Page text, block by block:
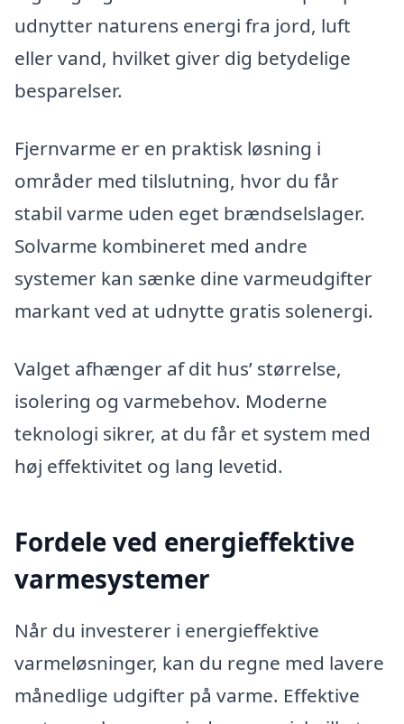
udnytter naturens energi fra jord, luft
eller vand, hvilket giver dig betydelige
besparelser.
Fjernvarme er en praktisk løsning i
områder med tilslutning, hvor du får
stabil varme uden eget brændselslager.
Solvarme kombineret med andre
systemer kan sænke dine varmeudgifter
markant ved at udnytte gratis solenergi.
Valget afhænger af dit hus’ størrelse,
isolering og varmebehov. Moderne
teknologi sikrer, at du får et system med
høj effektivitet og lang levetid.
Fordele ved energieffektive
varmesystemer
Når du investerer i energieffektive
varmeløsninger, kan du regne med lavere
månedlige udgifter på varme. Effektive